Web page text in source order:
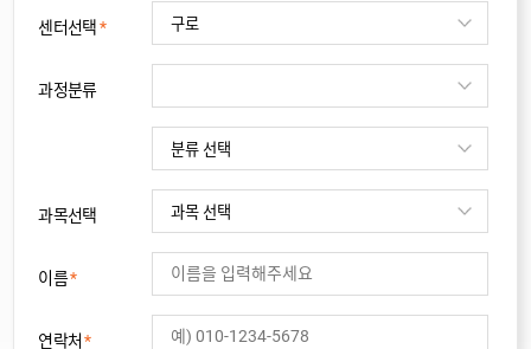
센터선택*
과정분류
과목선택
이름*
연락처*